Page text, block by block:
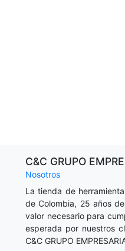
C&C GRUPO
Nosotros
La tienda de
de Colombia, 25 años
valor necesario para
esperada por nuestros
C&C GRUPO